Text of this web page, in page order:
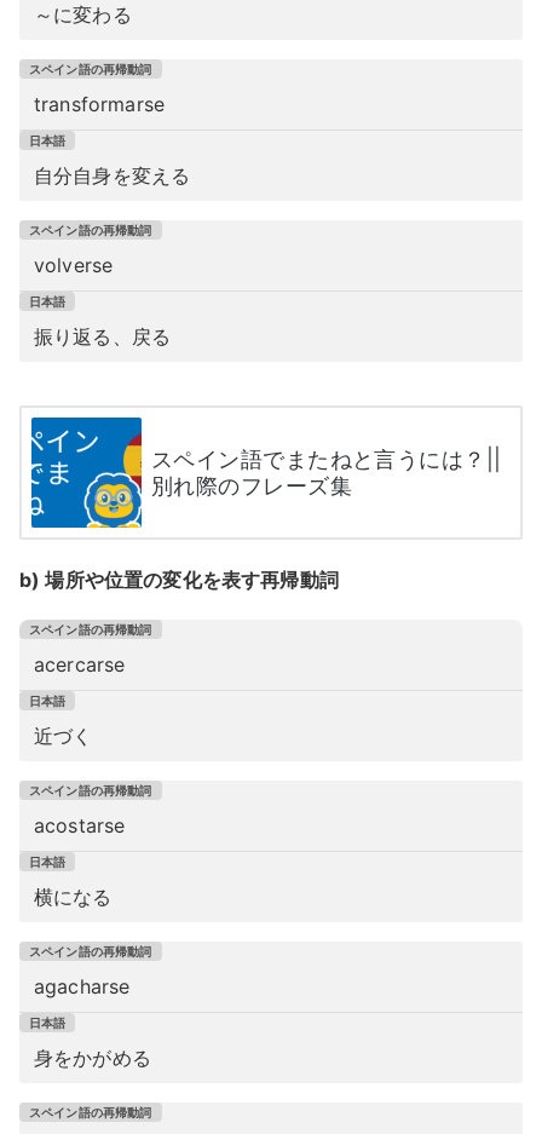
～に変わる
transformarse
自分自身を変える
volverse
振り返る、戻る
スペイン語でまたねと言うには？||
別れ際のフレーズ集
b) 場所や位置の変化を表す再帰動詞
acercarse
近づく
acostarse
横になる
agacharse
身をかがめる